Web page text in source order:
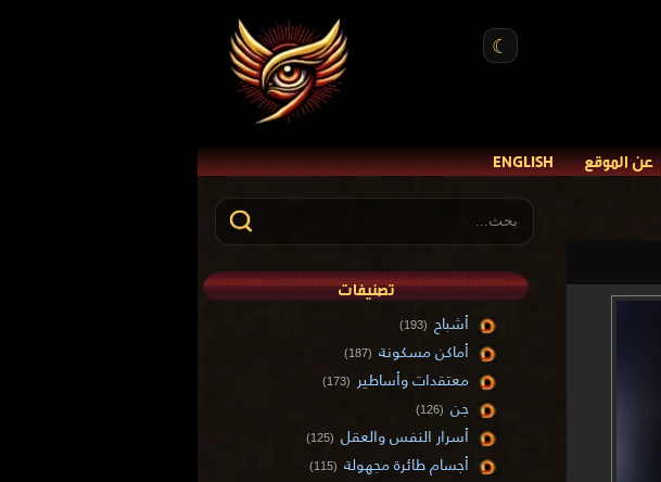
☾
عن الموقع ENGLISH
تصنيفات
أشباح (193)
أماكن مسكونة (187)
معتقدات وأساطير (173)
جن (126)
أسرار النفس والعقل (125)
أجسام طائرة مجهولة (115)